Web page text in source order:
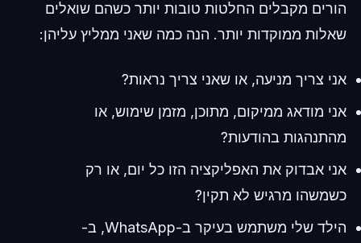
הורים מקבלים החלטות טובות יותר כשהם שואלים
שאלות ממוקדות יותר. הנה כמה שאני ממליץ עליהן:
אני צריך מניעה, או שאני צריך נראות?
אני מודאג ממיקום, מתוכן, מזמן שימוש, או
מהתנהגות בהודעות?
אני אבדוק את האפליקציה הזו כל יום, או רק
כשמשהו מרגיש לא תקין?
הילד שלי משתמש בעיקר ב-WhatsApp, ב-